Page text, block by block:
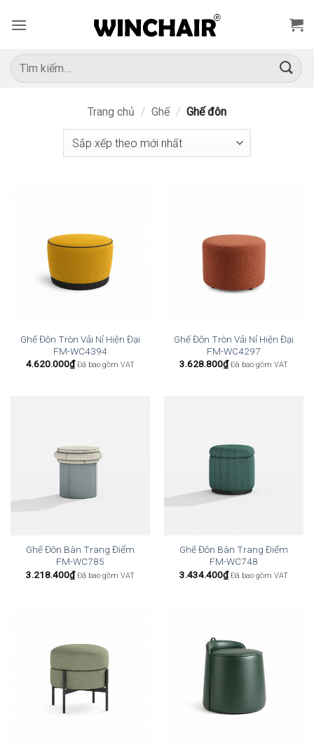
qua
dung
Tìm
kiếm:
Trang chủ / Ghế / Ghế đôn
Ghế Đôn Tròn Vải Nỉ Hiện Đại
FM-WC4394
4.620.000₫ Đã bao gồm VAT
Ghế Đôn Tròn Vải Nỉ Hiện Đại
FM-WC4297
3.628.800₫ Đã bao gồm VAT
Ghế Đôn Bàn Trang Điểm
FM-WC785
3.218.400₫ Đã bao gồm VAT
Ghế Đôn Bàn Trang Điểm
FM-WC748
3.434.400₫ Đã bao gồm VAT